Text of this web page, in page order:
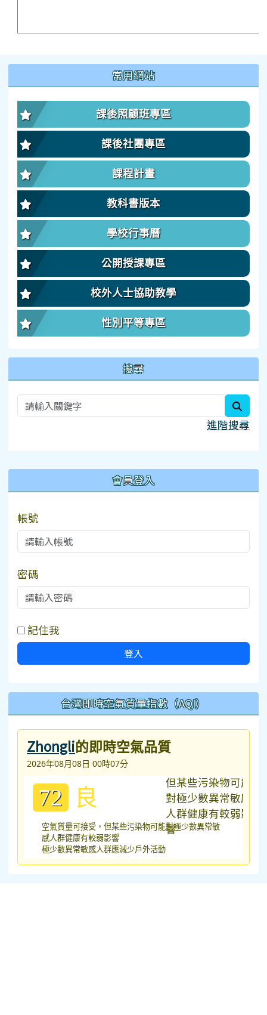
常用網站
課後照顧班專區
課後社團專區
課程計畫
教科書版本
學校行事曆
公開授課專區
校外人士協助教學
性別平等專區
搜尋
進階搜尋
會員登入
帳號
密碼
記住我
登入
台灣即時空氣質量指數（AQI）
Zhongli的即時空氣品質
2026年08月08日 00時07分
72 良
空氣質量可接受，但某些污染物可能對極少數異常敏
感人群健康有較弱影響
極少數異常敏感人群應減少戶外活動